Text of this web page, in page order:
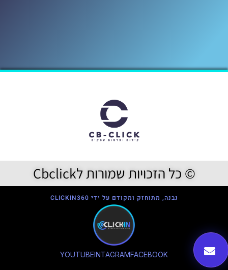
© כל הזכויות שמורות לCbclick
נבנה, מתוחזק ומקודם על ידי CLICKIN360
FACEBOOK
INTAGRAM
YOUTUBE